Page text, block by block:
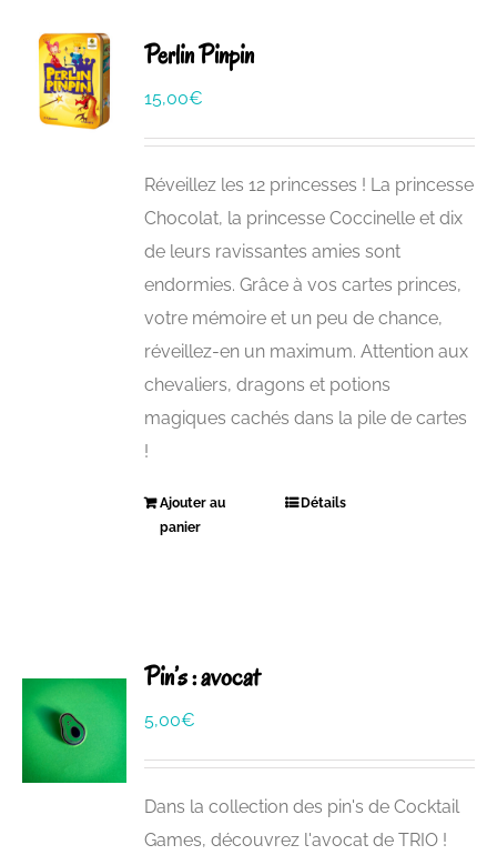
Perlin Pinpin
15,00€
Réveillez les 12 princesses ! La princesse
Chocolat, la princesse Coccinelle et dix
de leurs ravissantes amies sont
endormies. Grâce à vos cartes princes,
votre mémoire et un peu de chance,
réveillez-en un maximum. Attention aux
chevaliers, dragons et potions
magiques cachés dans la pile de cartes
!
Ajouter au
panier
Détails
Pin’s : avocat
5,00€
Dans la collection des pin's de Cocktail
Games, découvrez l'avocat de TRIO !